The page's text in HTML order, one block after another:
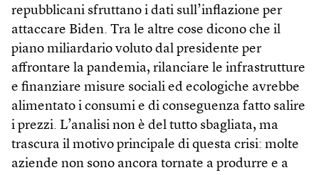
repubblicani sfruttano i dati sull’inflazione per
attaccare Biden. Tra le altre cose dicono che il
piano miliardario voluto dal presidente per
affrontare la pandemia, rilanciare le infrastrutture
e finanziare misure sociali ed ecologiche avrebbe
alimentato i consumi e di conseguenza fatto salire
i prezzi. L’analisi non è del tutto sbagliata, ma
trascura il motivo principale di questa crisi: molte
aziende non sono ancora tornate a produrre e a